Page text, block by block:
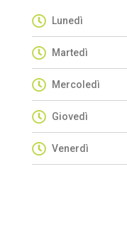
Lunedì
Martedì
Mercoledì
Giovedì
Venerdì